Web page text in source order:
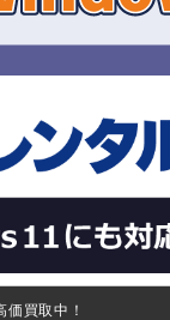
買取中！